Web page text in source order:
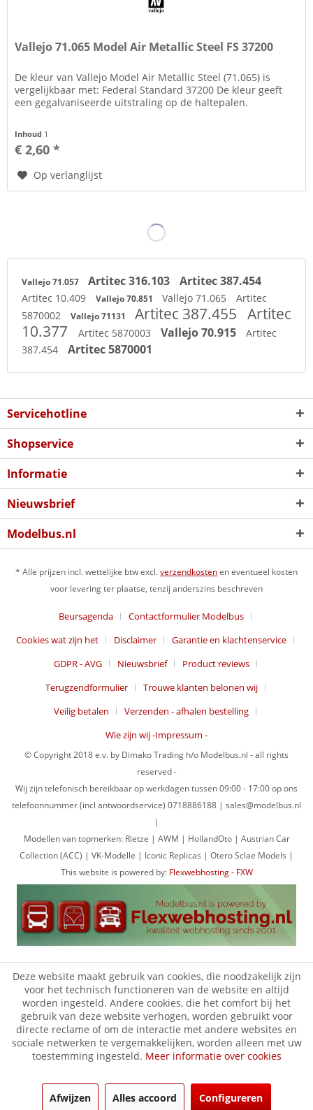
Vallejo 71.065 Model Air Metallic Steel FS 37200
De kleur van Vallejo Model Air Metallic Steel (71.065) is
vergelijkbaar met: Federal Standard 37200 De kleur geeft
een gegalvaniseerde uitstraling op de haltepalen.
Inhoud 1
€ 2,60 *
Op verlanglijst
Vallejo 71.057 Artitec 316.103 Artitec 387.454
Artitec 10.409 Vallejo 70.851 Vallejo 71.065
Artitec
5870002
Vallejo 71131 Artitec 387.455 Artitec
10.377
Artitec 5870003 Vallejo 70.915
Artitec
387.454
Artitec 5870001
Servicehotline
Shopservice
Informatie
Nieuwsbrief
Modelbus.nl
* Alle prijzen incl. wettelijke btw excl.verzendkostenen eventueel kosten
voor levering ter plaatse, tenzij anderszins beschreven
Beursagenda
Contactformulier Modelbus
Cookies wat zijn het
Disclaimer
Garantie en klachtenservice
GDPR - AVG
Nieuwsbrief
Product reviews
Terugzendformulier
Trouwe klanten belonen wij
Veilig betalen
Verzenden - afhalen bestelling
Wie zijn wij -Impressum -
© Copyright 2018 e.v. by Dimako Trading h/o Modelbus.nl - all rights
reserved -
Wij zijn telefonisch bereikbaar op werkdagen tussen 09:00 - 17:00 op ons
telefoonnummer (incl antwoordservice) 0718886188 | sales@modelbus.nl
|
Modellen van topmerken: Rietze | AWM | HollandOto | Austrian Car
Collection (ACC) | VK-Modelle | Iconic Replicas | Otero Sclae Models |
This website is powered by: Flexwebhosting - FXW
Deze website maakt gebruik van cookies, die noodzakelijk zijn
voor het technisch functioneren van de website en altijd
worden ingesteld. Andere cookies, die het comfort bij het
gebruik van deze website verhogen, worden gebruikt voor
directe reclame of om de interactie met andere websites en
sociale netwerken te vergemakkelijken, worden alleen met uw
toestemming ingesteld. Meer informatie over cookies
Afwijzen Alles accoord Configureren